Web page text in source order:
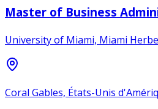
Master of Business
University of Miami, Miami
Coral Gables, États-Unis